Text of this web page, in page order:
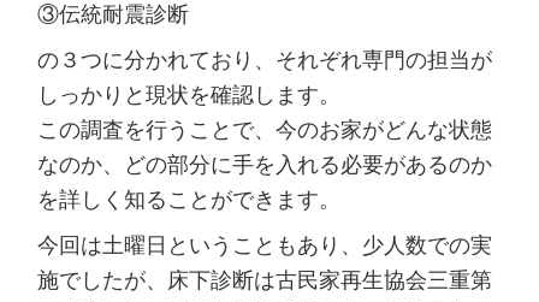
③伝統耐震診断
の３つに分かれており、それぞれ専門の担当が
しっかりと現状を確認します。
この調査を行うことで、今のお家がどんな状態
なのか、どの部分に手を入れる必要があるのか
を詳しく知ることができます。
今回は土曜日ということもあり、少人数での実
施でしたが、床下診断は古民家再生協会三重第